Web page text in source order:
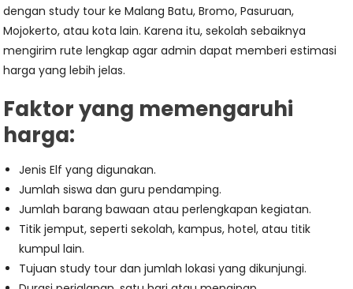
dengan study tour ke Malang Batu, Bromo, Pasuruan,
Mojokerto, atau kota lain. Karena itu, sekolah sebaiknya
mengirim rute lengkap agar admin dapat memberi estimasi
harga yang lebih jelas.
Faktor yang memengaruhi
harga:
Jenis Elf yang digunakan.
Jumlah siswa dan guru pendamping.
Jumlah barang bawaan atau perlengkapan kegiatan.
Titik jemput, seperti sekolah, kampus, hotel, atau titik
kumpul lain.
Tujuan study tour dan jumlah lokasi yang dikunjungi.